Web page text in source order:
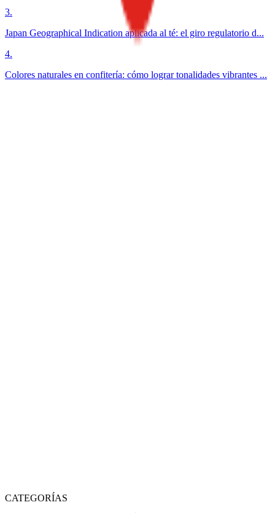
3.
Japan Geographical Indication aplicada al té: el giro regulatorio d...
4.
Colores naturales en confitería: cómo lograr tonalidades vibrantes ...
CATEGORÍAS